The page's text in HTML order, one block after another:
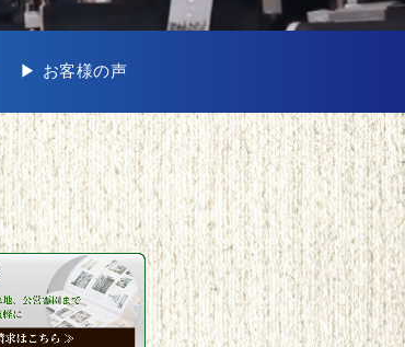
▶︎ お客様の声